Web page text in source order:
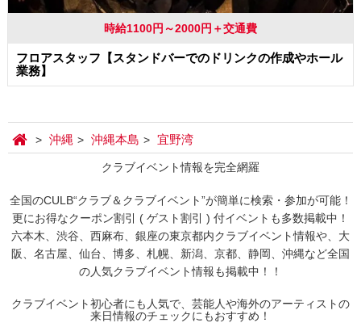
時給1100円～2000円＋交通費
フロアスタッフ【スタンドバーでのドリンクの作成やホール
業務】
沖縄 沖縄本島 宜野湾
クラブイベント情報を完全網羅
全国のCULB“クラブ＆クラブイベント”が簡単に検索・参加が可能！
更にお得なクーポン割引 ( ゲスト割引 ) 付イベントも多数掲載中！
六本木、渋谷、西麻布、銀座の東京都内クラブイベント情報や、大
阪、名古屋、仙台、博多、札幌、新潟、京都、静岡、沖縄など全国
の人気クラブイベント情報も掲載中！！
クラブイベント初心者にも人気で、芸能人や海外のアーティストの
来日情報のチェックにもおすすめ！